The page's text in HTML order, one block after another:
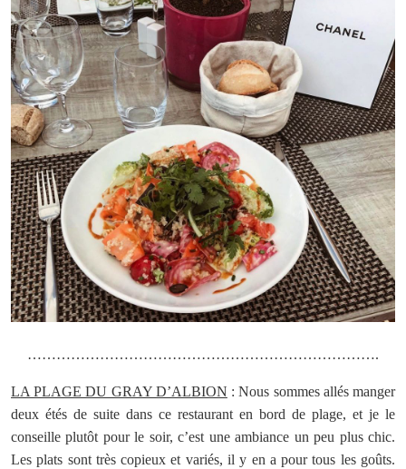
……………………………………………………………….
LA PLAGE DU GRAY D’ALBION : Nous sommes allés manger
deux étés de suite dans ce restaurant en bord de plage, et je le
conseille plutôt pour le soir, c’est une ambiance un peu plus chic.
Les plats sont très copieux et variés, il y en a pour tous les goûts.